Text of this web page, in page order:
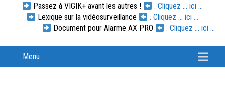
Passez à VIGIK+ avant les autres !
. Cliquez ... ici ...
Lexique sur la vidéosurveillance
. Cliquez ... ici ...
Document pour Alarme AX PRO
. Cliquez ... ici ...
Menu